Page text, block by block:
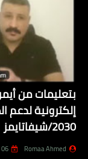
بتعليمات من
إلكترونية
2030/شيفاتايمز
Romaa Ahmed 06 أغسطس 2026